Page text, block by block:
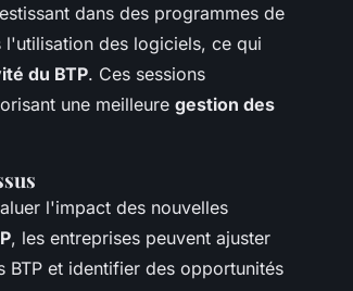
dans des programmes de
des logiciels, ce qui
du BTP. Ces sessions
une meilleure gestion des
l'impact des nouvelles
, les entreprises peuvent ajuster
BTP et identifier des opportunités